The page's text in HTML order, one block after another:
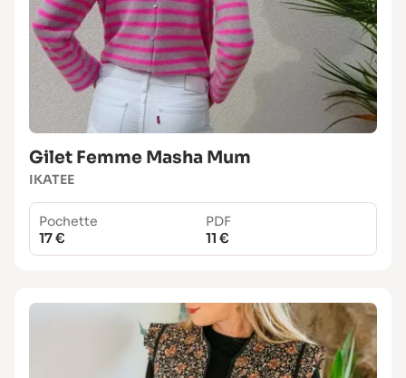
Gilet Femme Masha Mum
IKATEE
Pochette
17 €
PDF
11 €